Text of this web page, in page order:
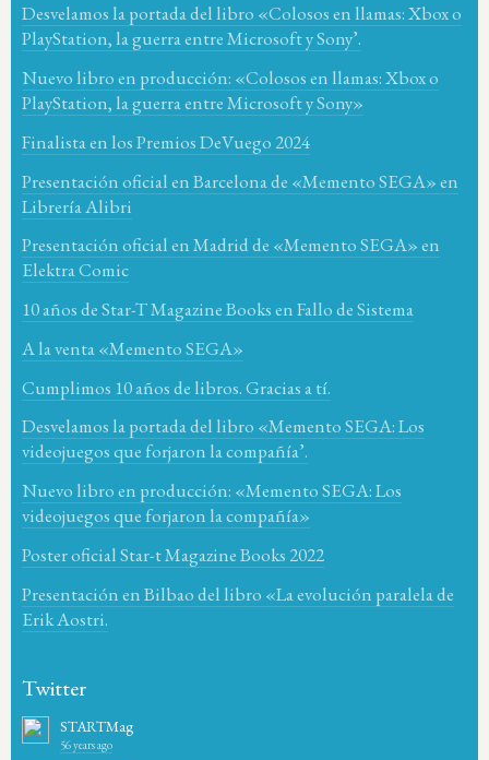
Desvelamos la portada del libro «Colosos en llamas: Xbox o
PlayStation, la guerra entre Microsoft y Sony’.
Nuevo libro en producción: «Colosos en llamas: Xbox o
PlayStation, la guerra entre Microsoft y Sony»
Finalista en los Premios DeVuego 2024
Presentación oficial en Barcelona de «Memento SEGA» en
Librería Alibri
Presentación oficial en Madrid de «Memento SEGA» en
Elektra Comic
10 años de Star-T Magazine Books en Fallo de Sistema
A la venta «Memento SEGA»
Cumplimos 10 años de libros. Gracias a tí.
Desvelamos la portada del libro «Memento SEGA: Los
videojuegos que forjaron la compañía’.
Nuevo libro en producción: «Memento SEGA: Los
videojuegos que forjaron la compañía»
Poster oficial Star-t Magazine Books 2022
Presentación en Bilbao del libro «La evolución paralela de
Erik Aostri.
Twitter
STARTMag
56 years ago